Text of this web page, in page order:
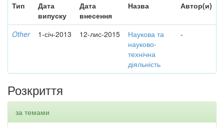
Тип
Дата
випуску
Дата
внесення
Назва Автор(и)
Other 1-січ-2013 12-лис-2015
Наукова та
науково-
технічна
діяльність
-
Розкриття
за темами